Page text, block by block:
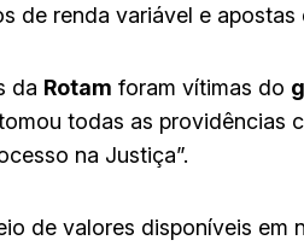
de renda variável e apostas
da Rotam foram vítimas do
todas as providências
na Justiça”.
de valores disponíveis em